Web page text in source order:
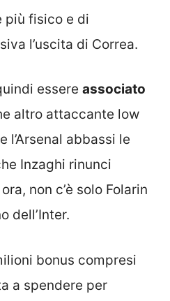
più fisico e di
l’uscita di Correa.
essere associato
altro attaccante low
l’Arsenal abbassi le
Inzaghi rinunci
non c’è solo Folarin
dell’Inter.
bonus compresi
a spendere per